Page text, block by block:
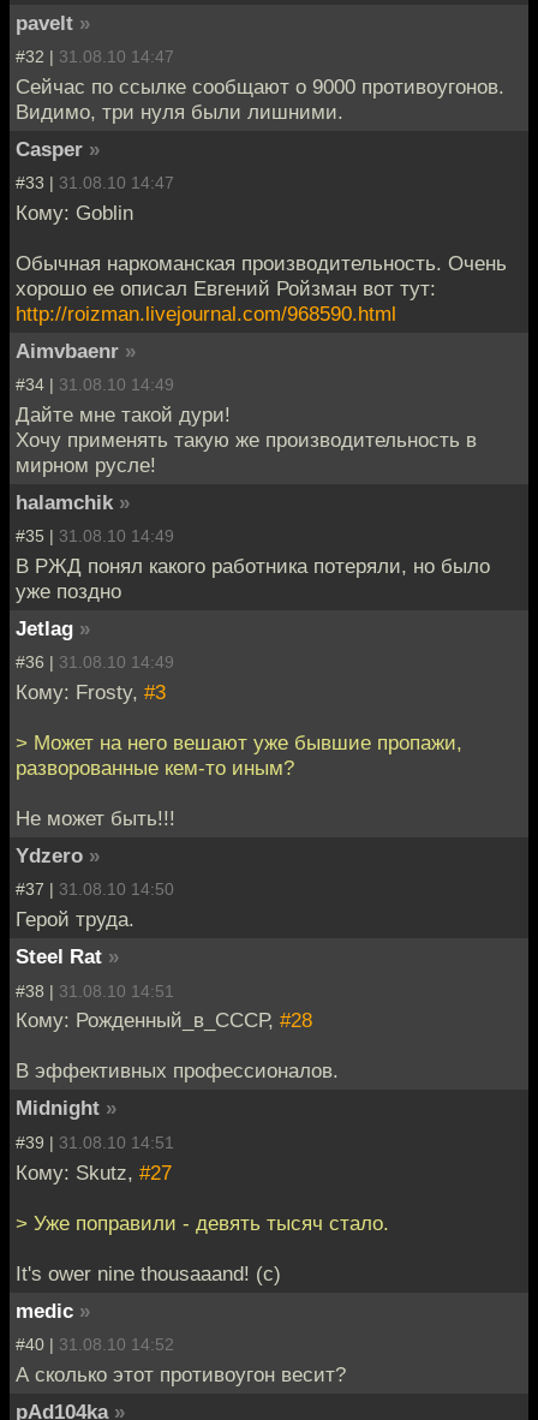
pavelt »
#32 | 31.08.10 14:47
Сейчас по ссылке сообщают о 9000 противоугонов.
Видимо, три нуля были лишними.
Casper »
#33 | 31.08.10 14:47
Кому: Goblin
Обычная наркоманская производительность. Очень
хорошо ее описал Евгений Ройзман вот тут:
http://roizman.livejournal.com/968590.html
Aimvbaenr »
#34 | 31.08.10 14:49
Дайте мне такой дури!
Хочу применять такую же производительность в
мирном русле!
halamchik »
#35 | 31.08.10 14:49
В РЖД понял какого работника потеряли, но было
уже поздно
Jetlag »
#36 | 31.08.10 14:49
Кому: Frosty, #3
> Может на него вешают уже бывшие пропажи,
разворованные кем-то иным?
Не может быть!!!
Ydzero »
#37 | 31.08.10 14:50
Герой труда.
Steel Rat »
#38 | 31.08.10 14:51
Кому: Рожденный_в_СССР, #28
В эффективных профессионалов.
Midnight »
#39 | 31.08.10 14:51
Кому: Skutz, #27
> Уже поправили - девять тысяч стало.
It's ower nine thousaaand! (c)
medic »
#40 | 31.08.10 14:52
А сколько этот противоугон весит?
pAd104ka »